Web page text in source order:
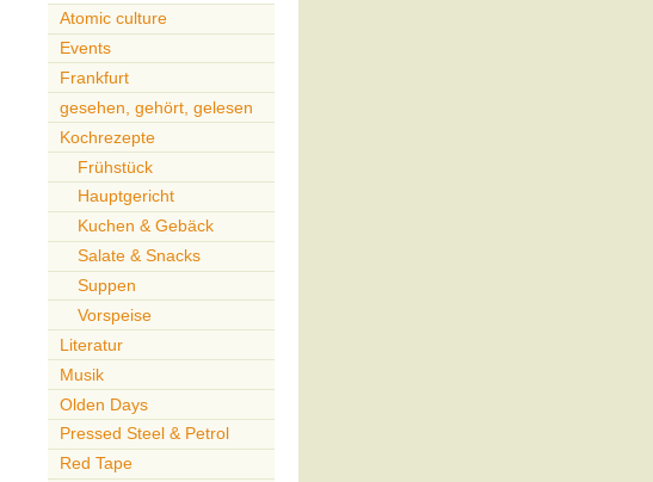
Atomic culture
Events
Frankfurt
gesehen, gehört, gelesen
Kochrezepte
Frühstück
Hauptgericht
Kuchen & Gebäck
Salate & Snacks
Suppen
Vorspeise
Literatur
Musik
Olden Days
Pressed Steel & Petrol
Red Tape